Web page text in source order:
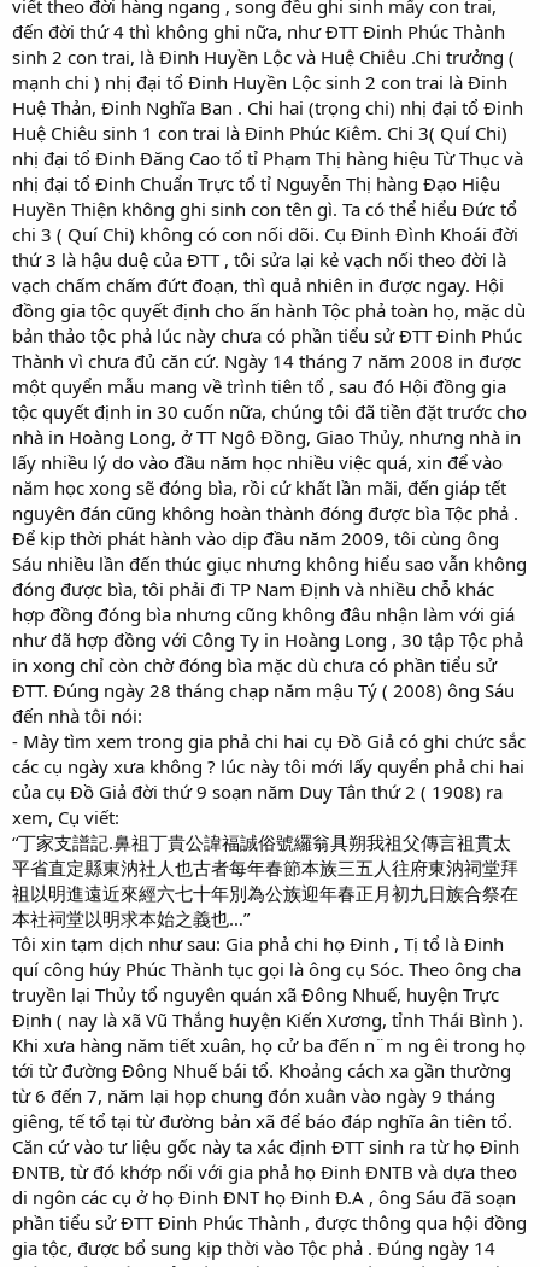
viết theo đời hàng ngang , song đều ghi sinh mấy con trai,
đến đời thứ 4 thì không ghi nữa, như ĐTT Đinh Phúc Thành
sinh 2 con trai, là Đinh Huyền Lộc và Huệ Chiêu .Chi trưởng (
mạnh chi ) nhị đại tổ Đinh Huyền Lộc sinh 2 con trai là Đinh
Huệ Thản, Đinh Nghĩa Ban . Chi hai (trọng chi) nhị đại tổ Đinh
Huệ Chiêu sinh 1 con trai là Đinh Phúc Kiêm. Chi 3( Quí Chi)
nhị đại tổ Đinh Đăng Cao tổ tỉ Phạm Thị hàng hiệu Từ Thục và
nhị đại tổ Đinh Chuẩn Trực tổ tỉ Nguyễn Thị hàng Đạo Hiệu
Huyền Thiện không ghi sinh con tên gì. Ta có thể hiểu Đức tổ
chi 3 ( Quí Chi) không có con nối dõi. Cụ Đinh Đình Khoái đời
thứ 3 là hậu duệ của ĐTT , tôi sửa lại kẻ vạch nối theo đời là
vạch chấm chấm đứt đoạn, thì quả nhiên in được ngay. Hội
đồng gia tộc quyết định cho ấn hành Tộc phả toàn họ, mặc dù
bản thảo tộc phả lúc này chưa có phần tiểu sử ĐTT Đinh Phúc
Thành vì chưa đủ căn cứ. Ngày 14 tháng 7 năm 2008 in được
một quyển mẫu mang về trình tiên tổ , sau đó Hội đồng gia
tộc quyết định in 30 cuốn nữa, chúng tôi đã tiền đặt trước cho
nhà in Hoàng Long, ở TT Ngô Đồng, Giao Thủy, nhưng nhà in
lấy nhiều lý do vào đầu năm học nhiều việc quá, xin để vào
năm học xong sẽ đóng bìa, rồi cứ khất lần mãi, đến giáp tết
nguyên đán cũng không hoàn thành đóng được bìa Tộc phả .
Để kịp thời phát hành vào dịp đầu năm 2009, tôi cùng ông
Sáu nhiều lần đến thúc giục nhưng không hiểu sao vẫn không
đóng được bìa, tôi phải đi TP Nam Định và nhiều chỗ khác
hợp đồng đóng bìa nhưng cũng không đâu nhận làm với giá
như đã hợp đồng với Công Ty in Hoàng Long , 30 tập Tộc phả
in xong chỉ còn chờ đóng bìa mặc dù chưa có phần tiểu sử
ĐTT. Đúng ngày 28 tháng chạp năm mậu Tý ( 2008) ông Sáu
đến nhà tôi nói:
- Mày tìm xem trong gia phả chi hai cụ Đồ Giả có ghi chức sắc
các cụ ngày xưa không ? lúc này tôi mới lấy quyển phả chi hai
của cụ Đồ Giả đời thứ 9 soạn năm Duy Tân thứ 2 ( 1908) ra
xem, Cụ viết:
“丁家支譜記.鼻祖丁貴公諱福誠俗號纙翁具朔我祖父傳言祖貫太
平省直定縣東汭社人也古者每年春節本族三五人往府東汭祠堂拜
祖以明進遠近來經六七十年別為公族迎年春正月初九日族合祭在
本社祠堂以明求本始之義也…”
Tôi xin tạm dịch như sau: Gia phả chi họ Đinh , Tị tổ là Đinh
quí công húy Phúc Thành tục gọi là ông cụ Sóc. Theo ông cha
truyền lại Thủy tổ nguyên quán xã Đông Nhuế, huyện Trực
Định ( nay là xã Vũ Thắng huyện Kiến Xương, tỉnh Thái Bình ).
Khi xưa hàng năm tiết xuân, họ cử ba đến n¨m ng êi trong họ
tới từ đường Đông Nhuế bái tổ. Khoảng cách xa gần thường
từ 6 đến 7, năm lại họp chung đón xuân vào ngày 9 tháng
giêng, tế tổ tại từ đường bản xã để báo đáp nghĩa ân tiên tổ.
Căn cứ vào tư liệu gốc này ta xác định ĐTT sinh ra từ họ Đinh
ĐNTB, từ đó khớp nối với gia phả họ Đinh ĐNTB và dựa theo
di ngôn các cụ ở họ Đinh ĐNT họ Đinh Đ.A , ông Sáu đã soạn
phần tiểu sử ĐTT Đinh Phúc Thành , được thông qua hội đồng
gia tộc, được bổ sung kịp thời vào Tộc phả . Đúng ngày 14